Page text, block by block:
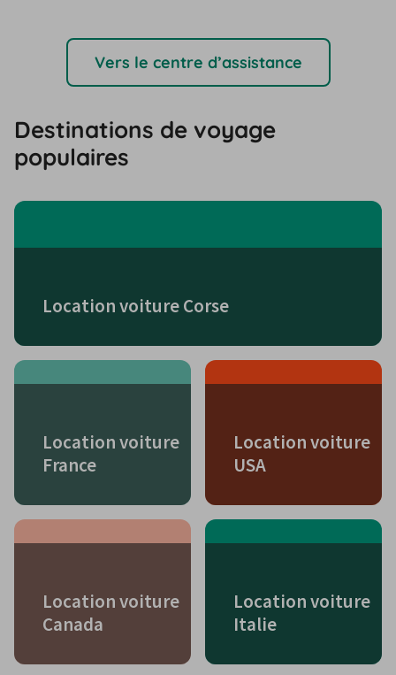
Vers le centre d’assistance
Destinations de voyage
populaires
Location voiture Corse
Location voiture
France
Location voiture
USA
Location voiture
Canada
Location voiture
Italie